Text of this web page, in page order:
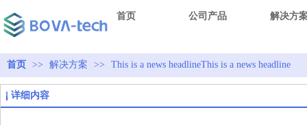
首页 公司产品 解决方
首页 >> 解决方案 >> This is a news headlineThis is a news headline
详细内容